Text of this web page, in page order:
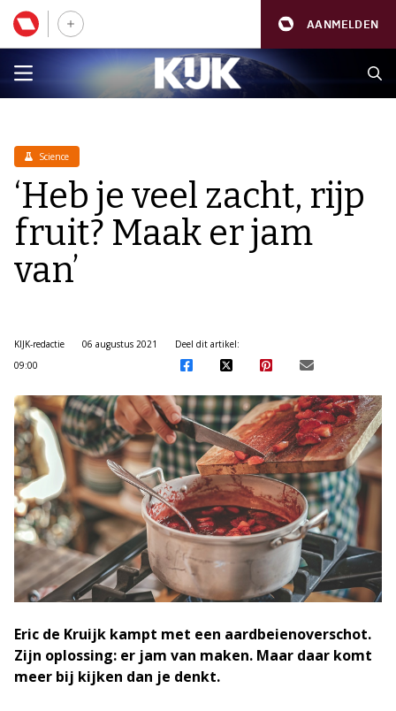
AANMELDEN
Science
‘Heb je veel zacht, rijp
fruit? Maak er jam
van’
KIJK-redactie
06 augustus 2021
09:00
Deel dit artikel:
Eric de Kruijk kampt met een aardbeienoverschot.
Zijn oplossing: er jam van maken. Maar daar komt
meer bij kijken dan je denkt.